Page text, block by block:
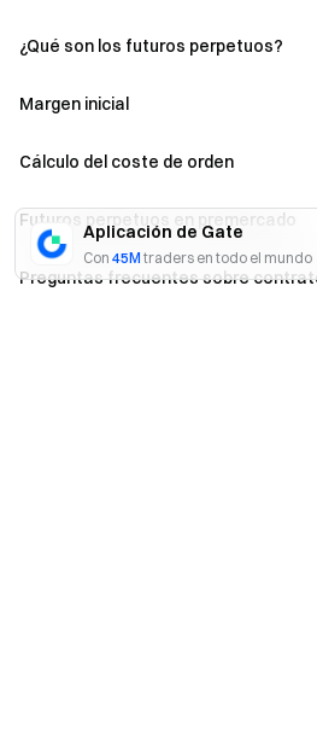
Aplicación de Gate
Con 45M traders en todo el mundo
¿Qué son los futuros perpetuos?
Margen inicial
Cálculo del coste de orden
Futuros perpetuos en premercado
Preguntas frecuentes sobre